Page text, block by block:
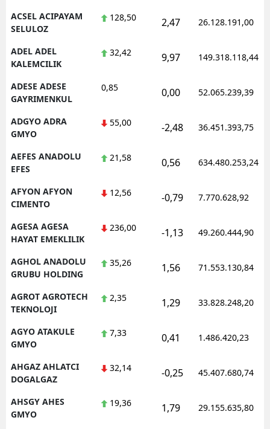
ACSEL ACIPAYAM
SELULOZ
128,50 2,47 26.128.191,00
ADEL ADEL
KALEMCILIK
32,42 9,97 149.318.118,44
ADESE ADESE
GAYRIMENKUL
0,85 0,00 52.065.239,39
ADGYO ADRA
GMYO
55,00 -2,48 36.451.393,75
AEFES ANADOLU
EFES
21,58 0,56 634.480.253,24
AFYON AFYON
CIMENTO
12,56 -0,79 7.770.628,92
AGESA AGESA
HAYAT EMEKLILIK
236,00 -1,13 49.260.444,90
AGHOL ANADOLU
GRUBU HOLDING
35,26 1,56 71.553.130,84
AGROT AGROTECH
TEKNOLOJI
2,35 1,29 33.828.248,20
AGYO ATAKULE
GMYO
7,33 0,41 1.486.420,23
AHGAZ AHLATCI
DOGALGAZ
32,14 -0,25 45.407.680,74
AHSGY AHES
GMYO
19,36 1,79 29.155.635,80